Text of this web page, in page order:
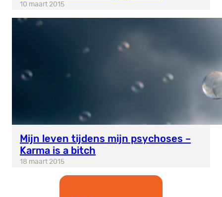
10 maart 2015
Mijn leven tijdens mijn psychoses –
Karma is a bitch
18 maart 2015